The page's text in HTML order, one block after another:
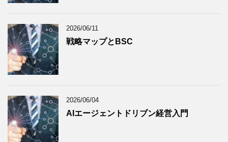
2026/06/11
戦略マップとBSC
2026/06/04
AIエージェントドリブン経営入門